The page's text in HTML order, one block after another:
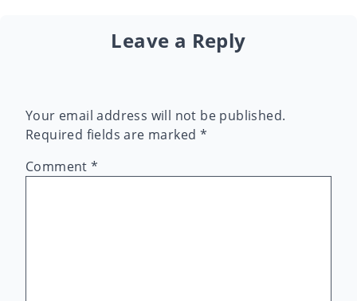
Leave a Reply
Your email address will not be published.
Required fields are marked *
Comment*